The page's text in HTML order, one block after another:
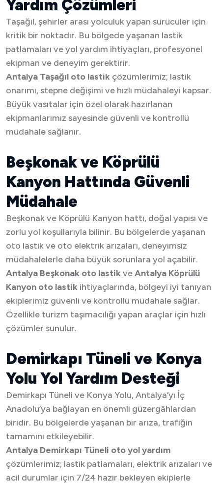
Yardım Çözümleri
Taşağıl, şehirler arası yolculuk yapan sürücüler için
kritik bir noktadır. Bu bölgede yaşanan lastik
patlamaları ve yol yardım ihtiyaçları, profesyonel
ekipman ve deneyim gerektirir.
Antalya Taşağıl oto lastik çözümlerimiz; lastik
onarımı, stepne değişimi ve hızlı müdahaleyi kapsar.
Büyük vasıtalar için özel olarak hazırlanan
ekipmanlarımız sayesinde güvenli ve kontrollü
müdahale sağlanır.
Beşkonak ve Köprülü
Kanyon Hattında Güvenli
Müdahale
Beşkonak ve Köprülü Kanyon hattı, doğal yapısı ve
zorlu yol koşullarıyla bilinir. Bu bölgelerde yaşanan
oto lastik ve oto elektrik arızaları, deneyimsiz
müdahalelerle daha büyük sorunlara yol açabilir.
Antalya Beşkonak oto lastikveAntalya Köprülü
Kanyon oto lastik ihtiyaçlarında, bölgeyi iyi tanıyan
ekiplerimiz güvenli ve kontrollü müdahale sağlar.
Özellikle turizm taşımacılığı yapan araçlar için hızlı
çözümler sunulur.
Demirkapı Tüneli ve Konya
Yolu Yol Yardım Desteği
Demirkapı Tüneli ve Konya Yolu, Antalya’yı İç
Anadolu’ya bağlayan en önemli güzergâhlardan
biridir. Bu bölgelerde yaşanan bir arıza, trafiğin
tamamını etkileyebilir.
Antalya Demirkapı Tüneli oto yol yardım
çözümlerimiz; lastik patlamaları, elektrik arızaları ve
acil durumlar için 7/24 hazır bekleyen ekiplerle